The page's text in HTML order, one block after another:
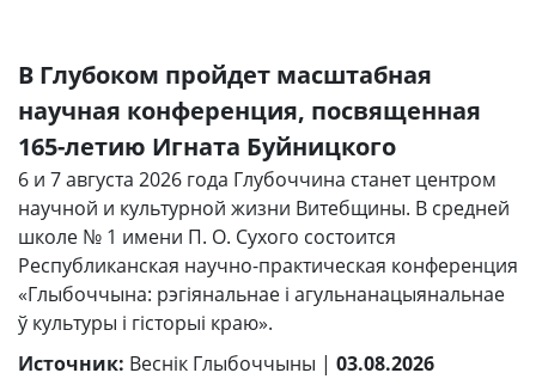
В Глубоком пройдет масштабная
научная конференция, посвященная
165-летию Игната Буйницкого
6 и 7 августа 2026 года Глубоччина станет центром
научной и культурной жизни Витебщины. В средней
школе № 1 имени П. О. Сухого состоится
Республиканская научно-практическая конференция
«Глыбоччына: рэгіянальнае і агульнанацыянальнае
ў культуры і гісторыі краю».
Источник: Веснiк Глыбоччыны | 03.08.2026